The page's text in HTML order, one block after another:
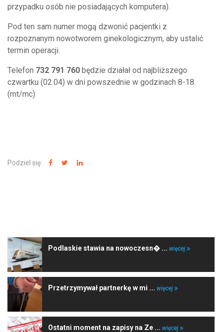
przypadku osób nie posiadających komputera).
Pod ten sam numer mogą dzwonić pacjentki z
rozpoznanym nowotworem ginekologicznym, aby ustalić
termin operacji.
Telefon 732 791 760 będzie działał od najbliższego
czwartku (02.04) w dni powszednie w godzinach 8-18.
(mt/mc)
Podziel się:
Podlaskie stawia na nowoczesn� ... więcej
Przetrzymywał partnerkę w mi ... więcej
Ostatni moment na zapisy na Ze ... więcej